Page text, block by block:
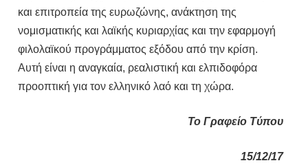
και επιτροπεία της ευρωζώνης, ανάκτηση της
νομισματικής και λαϊκής κυριαρχίας και την εφαρμογή
φιλολαϊκού προγράμματος εξόδου από την κρίση.
Αυτή είναι η αναγκαία, ρεαλιστική και ελπιδοφόρα
προοπτική για τον ελληνικό λαό και τη χώρα.
Το Γραφείο Τύπου
15/12/17